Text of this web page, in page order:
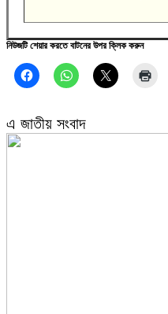
নিউজটি শেয়ার করতে বাটনের উপর ক্লিক করুন
এ জাতীয় সংবাদ